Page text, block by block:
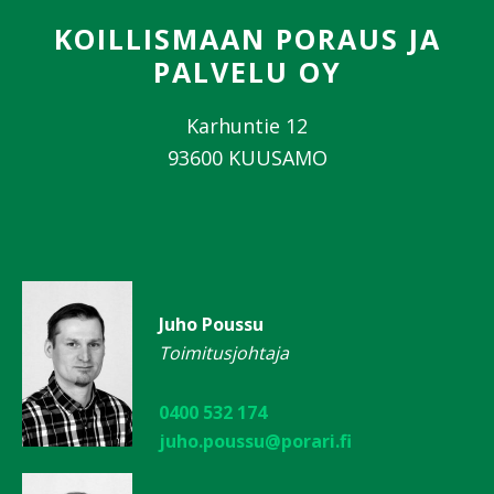
KOILLISMAAN PORAUS JA
PALVELU OY
Karhuntie 12
93600 KUUSAMO
Juho Poussu
Toimitusjohtaja
0400 532 174
juho.poussu@porari.fi